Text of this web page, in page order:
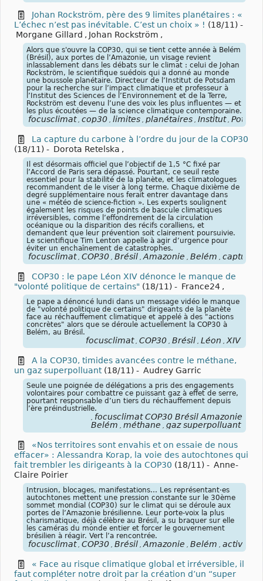
Johan Rockström, père des 9 limites planétaires : «
L’échec n’est pas inévitable. C’est un choix » ! (18/11) -
Morgane Gillard , Johan Rockström ,
Alors que s'ouvre la COP30, qui se tient cette année à Belém
(Brésil), aux portes de l’Amazonie, un visage revient
inlassablement dans les débats sur le climat : celui de Johan
Rockström, le scientifique suédois qui a donné au monde
une boussole planétaire. Directeur de l’Institut de Potsdam
pour la recherche sur l’impact climatique et professeur à
l’Institut des Sciences de l’Environnement et de la Terre,
Rockström est devenu l’une des voix les plus influentes — et
les plus écoutées — de la science climatique contemporaine.
focusclimat cop30 limites planétaires Institut
La capture du carbone à l’ordre du jour de la COP30
(18/11) - Dorota Retelska ,
Il est désormais officiel que l’objectif de 1,5 °C fixé par
l’Accord de Paris sera dépassé. Pourtant, ce seuil reste
essentiel pour la stabilité de la planète, et les climatologues
recommandent de le viser à long terme. Chaque dixième de
degré supplémentaire nous ferait entrer davantage dans
une « météo de science-fiction ». Les experts soulignent
également les risques de points de bascule climatiques
irréversibles, comme l’effondrement de la circulation
océanique ou la disparition des récifs coralliens, et
demandent que leur prévention soit clairement poursuivie.
Le scientifique Tim Lenton appelle à agir d’urgence pour
éviter un enchaînement de catastrophes.
focusclimat COP30 Brésil Amazonie Belém capture
COP30 : le pape Léon XIV dénonce le manque de
"volonté politique de certains" (18/11) - France24 ,
Le pape a dénoncé lundi dans un message vidéo le manque
de "volonté politique de certains" dirigeants de la planète
face au réchauffement climatique et appelé à des "actions
concrètes" alors que se déroule actuellement la COP30 à
Belém, au Brésil.
focusclimat COP30 Brésil Léon XIV
A la COP30, timides avancées contre le méthane,
un gaz superpolluant(18/11) - Audrey Garric
Seule une poignée de délégations a pris des engagements
volontaires pour combattre ce puissant gaz à effet de serre,
pourtant responsable d’un tiers du réchauffement depuis
l’ère préindustrielle.
focusclimat COP30 Brésil Amazonie
Belém
méthane gaz superpolluant
«Nos territoires sont envahis et on essaie de nous
effacer» : Alessandra Korap, la voie des autochtones qui
fait trembler les dirigeants à la COP30 (18/11) - Anne-
Claire Poirier
Intrusion, blocages, manifestations… Les représentant·es
autochtones mettent une pression constante sur le 30ème
sommet mondial (COP30) sur le climat qui se déroule aux
portes de l’Amazonie brésilienne. Leur porte-voix la plus
charismatique, déjà célèbre au Brésil, a su braquer sur elle
les caméras du monde entier et forcer le gouvernement
brésilien à réagir. Vert l’a rencontrée.
focusclimat COP30 Brésil Amazonie Belém activisme
« Face au risque climatique global et irréversible, il
faut compléter notre droit par la création d’un “super